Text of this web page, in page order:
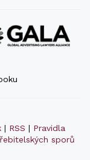
| RSS | Pravidla
sporů